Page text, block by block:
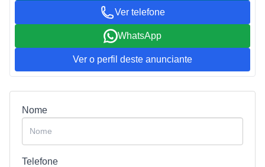
Ver telefone
WhatsApp
Ver o perfil deste anunciante
Nome
Telefone